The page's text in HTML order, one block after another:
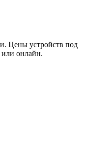
Цены устройств под
или онлайн.